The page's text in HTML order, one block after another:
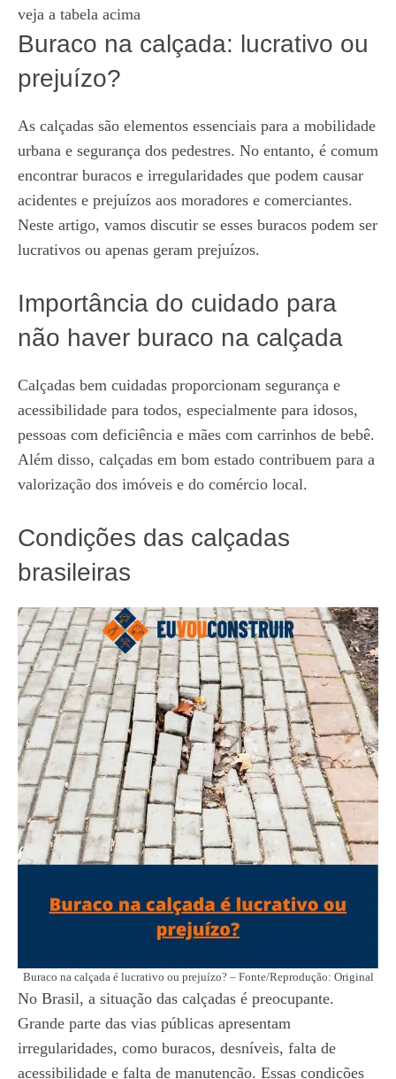
veja a tabela acima
Buraco na calçada: lucrativo ou
prejuízo?
As calçadas são elementos essenciais para a mobilidade
urbana e segurança dos pedestres. No entanto, é comum
encontrar buracos e irregularidades que podem causar
acidentes e prejuízos aos moradores e comerciantes.
Neste artigo, vamos discutir se esses buracos podem ser
lucrativos ou apenas geram prejuízos.
Importância do cuidado para
não haver buraco na calçada
Calçadas bem cuidadas proporcionam segurança e
acessibilidade para todos, especialmente para idosos,
pessoas com deficiência e mães com carrinhos de bebê.
Além disso, calçadas em bom estado contribuem para a
valorização dos imóveis e do comércio local.
Condições das calçadas
brasileiras
Buraco na calçada é lucrativo ou prejuízo? – Fonte/Reprodução: Original
No Brasil, a situação das calçadas é preocupante.
Grande parte das vias públicas apresentam
irregularidades, como buracos, desníveis, falta de
acessibilidade e falta de manutenção. Essas condições